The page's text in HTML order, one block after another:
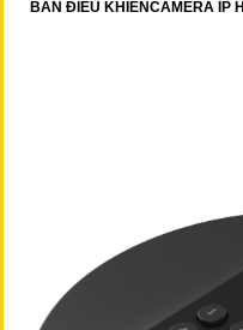
BÀN ĐIỀU KHIỂNCAMERA IP